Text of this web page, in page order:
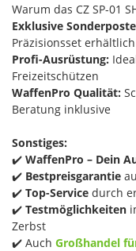
Warum das CZ SP-01
Exklusive
Präzisionsset erhältlich
Profi-Ausrüstung:
Freizeitschützen
WaffenPro Qualität:
Beratung inklusive
Sonstiges:
✔️ WaffenPro – Dein
✔️ Bestpreisgarantie
✔️ Top-Service durch
✔️ Testmöglichkeiten
Zerbst
✔️ Auch Großhandel